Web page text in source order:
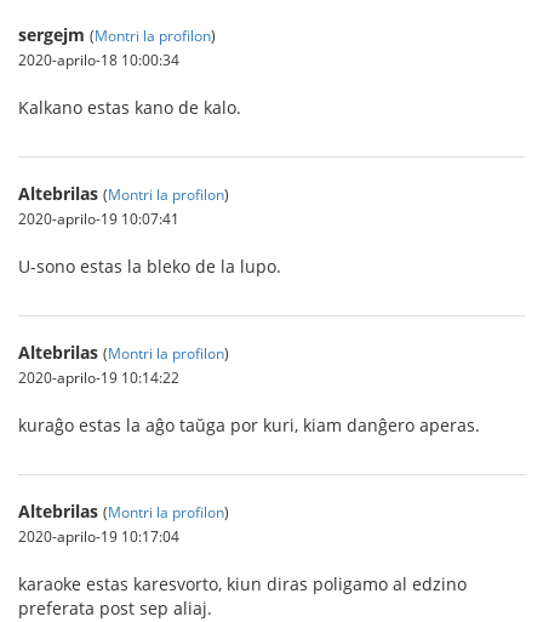
sergejm (Montri la profilon)
2020-aprilo-18 10:00:34
Kalkano estas kano de kalo.
Altebrilas (Montri la profilon)
2020-aprilo-19 10:07:41
U-sono estas la bleko de la lupo.
Altebrilas (Montri la profilon)
2020-aprilo-19 10:14:22
kuraĝo estas la aĝo taŭga por kuri, kiam danĝero aperas.
Altebrilas (Montri la profilon)
2020-aprilo-19 10:17:04
karaoke estas karesvorto, kiun diras poligamo al edzino
preferata post sep aliaj.